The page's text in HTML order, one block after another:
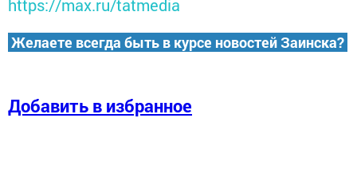
https://max.ru/tatmedia
Желаете всегда быть в курсе новостей Заинска?
Добавить в избранное